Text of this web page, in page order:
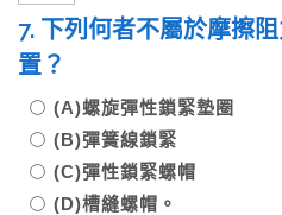
7. 下列何者不屬於摩擦
置？
(A)螺旋彈性鎖緊墊圈
(B)彈簧線鎖緊
(C)彈性鎖緊螺帽
(D)槽縫螺帽。